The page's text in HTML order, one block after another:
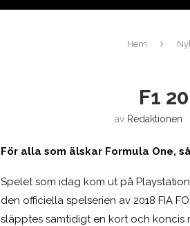
Hem
F1
av Redaktionen
För alla som älskar Formula One,
Spelet som idag kom ut på
den officiella spelserien av 2018 FIA
släpptes samtidigt en kort och koncis